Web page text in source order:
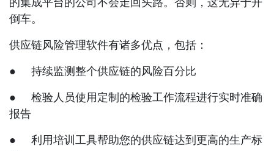
的集成平台的公司不会走回头路。否则，这无异于开
倒车。
供应链风险管理软件有诸多优点，包括：
● 持续监测整个供应链的风险百分比
● 检验人员使用定制的检验工作流程进行实时准确
报告
● 利用培训工具帮助您的供应链达到更高的生产标